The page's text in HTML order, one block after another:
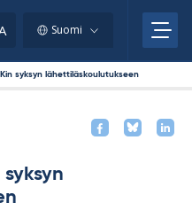
Suomi
syksyn lähettiläskoulutukseen